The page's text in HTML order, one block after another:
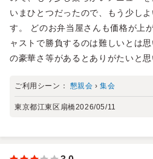
いまひとつだったので、もう少し
す。 どのお弁当屋さんも価格が上
ャストで勝負するのは難しいとは
の豪華さ等があるとありがたいと思
ご利用シーン： 懇親会 ›集会
東京都江東区扇橋2026/05/11